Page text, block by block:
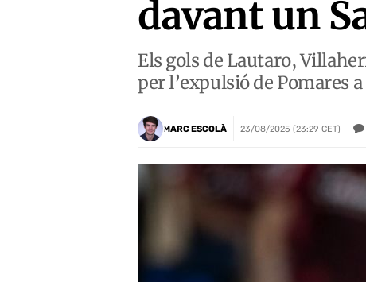
davant un
Els gols de Lautaro,
per l’expulsió de Pomares
MARC ESCOLÀ 23/08/2025 (23:29 CET)